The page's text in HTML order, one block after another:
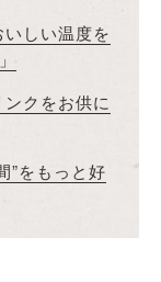
しい温度を
クをお供に
”をもっと好